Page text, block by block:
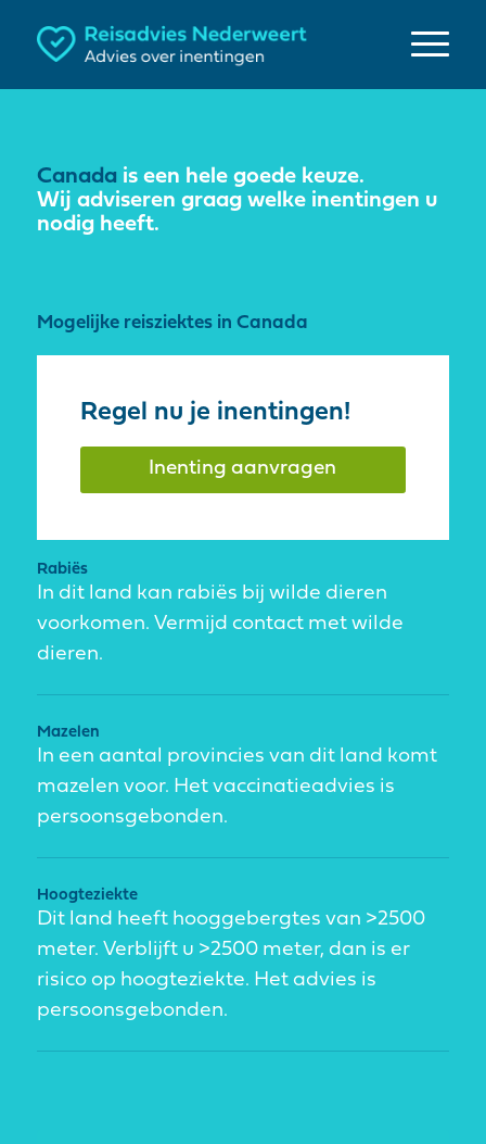
Canada is een hele goede keuze.
Wij adviseren graag welke inentingen u
nodig heeft.
Mogelijke reisziektes in Canada
Regel nu je inentingen!
Inenting aanvragen
Rabiës
In dit land kan rabiës bij wilde dieren
voorkomen. Vermijd contact met wilde
dieren.
Mazelen
In een aantal provincies van dit land komt
mazelen voor. Het vaccinatieadvies is
persoonsgebonden.
Hoogteziekte
Dit land heeft hooggebergtes van >2500
meter. Verblijft u >2500 meter, dan is er
risico op hoogteziekte. Het advies is
persoonsgebonden.